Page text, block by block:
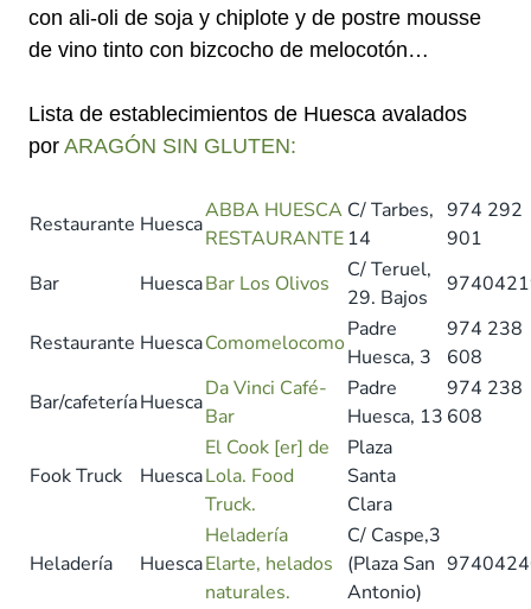
con ali-oli de soja y chiplote y de postre mousse
de vino tinto con bizcocho de melocotón…
Lista de establecimientos de Huesca avalados
por ARAGÓN SIN GLUTEN:
Restaurante Huesca
ABBA HUESCA
RESTAURANTE
C/ Tarbes,
14
974 292
901
Bar
HuescaBar Los Olivos
C/ Teruel,
29. Bajos
Restaurante HuescaComomelocomo
Padre
Huesca, 3
974 238
608
Bar/cafeteríaHuesca
Da Vinci Café-
Bar
Padre
Huesca, 13
974 238
608
Fook Truck Huesca
El Cook [er] de
Lola. Food
Truck.
Plaza
Santa
Clara
Heladería Huesca
Heladería
Elarte, helados
naturales.
C/ Caspe,3
(Plaza San
Antonio)